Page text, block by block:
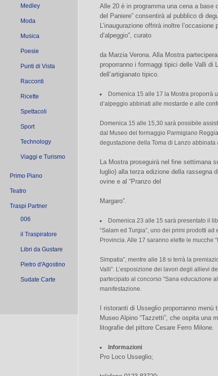
Medley
Moda
Musica
Poesie
Punti di Vista
Racconti
Ricette
Spettacoli
Sport
Technology
Viaggi e Turismo
Primo Piano
Teatro
Traspi Partner
006
il Traspiratore
Libri da Gustare
Pietro d'Agostino
Sudate Carte
Alle 20 è in programma una cena a base
del Paniere” consentirà al pubblico di
L’inaugurazione offrirà inoltre
d’alpeggio”, curato
da Marzia Verona. Alla Mostra
proporranno i formaggi tipici delle Valli di
dell’artigianato tipico.
Domenica 15 alle 17 la Mostra proporrà
d’alpeggio abbinati alle mostarde e alle
Domenica 15 alle 15,30 sarà possibile
dal Museo del formaggio Parmigiano
degustazione della Toma di Lanzo
La Mostra proseguirà nel fine settimana
luglio) alla terza edizione della rassegna
ovine e al “Pranzo del
Margaro”.
Domenica 23 alle 15 sarà presentato il
“Salam ed Turgia”, uno dei primi prodotti ad
Provincia. Alle 17 saranno elette le mucche
Simpatia”, mentre alle 18 si terrà la
Valli”. L’esposizione dei lavori degli allievi
partecipato al concorso “Sana educazione
manifestazione.
I ristoranti di Usseglio proporranno
Museo Alpino “Tazzetti”, che ospita una
litografie del pittore Cesare Ferro Milone.
Informazioni
Pro Loco Usseglio;